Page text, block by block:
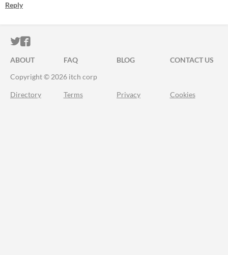
Reply
ITCH.IO ON TWITTER
ITCH.IO ON FACEBOOK
ABOUT FAQ BLOG
CONTACT US
Copyright © 2026 itch corp
Directory Terms Privacy Cookies